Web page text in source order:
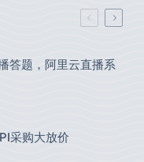
答题，阿里云直播系
采购大放价